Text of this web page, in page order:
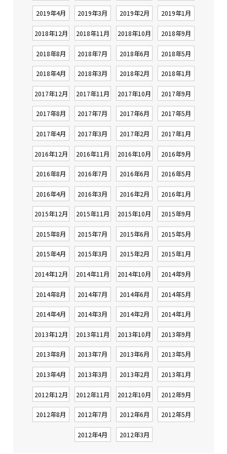
2019年4月 2019年3月 2019年2月 2019年1月
2018年12月 2018年11月 2018年10月 2018年9月
2018年8月 2018年7月 2018年6月 2018年5月
2018年4月 2018年3月 2018年2月 2018年1月
2017年12月 2017年11月 2017年10月 2017年9月
2017年8月 2017年7月 2017年6月 2017年5月
2017年4月 2017年3月 2017年2月 2017年1月
2016年12月 2016年11月 2016年10月 2016年9月
2016年8月 2016年7月 2016年6月 2016年5月
2016年4月 2016年3月 2016年2月 2016年1月
2015年12月 2015年11月 2015年10月 2015年9月
2015年8月 2015年7月 2015年6月 2015年5月
2015年4月 2015年3月 2015年2月 2015年1月
2014年12月 2014年11月 2014年10月 2014年9月
2014年8月 2014年7月 2014年6月 2014年5月
2014年4月 2014年3月 2014年2月 2014年1月
2013年12月 2013年11月 2013年10月 2013年9月
2013年8月 2013年7月 2013年6月 2013年5月
2013年4月 2013年3月 2013年2月 2013年1月
2012年12月 2012年11月 2012年10月 2012年9月
2012年8月 2012年7月 2012年6月 2012年5月
2012年4月 2012年3月